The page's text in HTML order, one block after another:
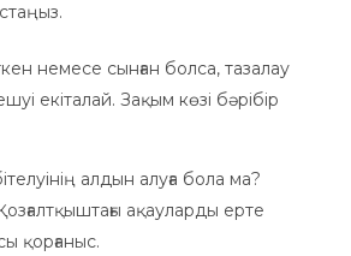
немесе сынған болса, тазалау
екіталай. Зақым көзі бәрібір
алдын алуға бола ма?
ақауларды ерте
қорғаныс.